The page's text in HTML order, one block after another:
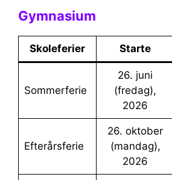
Gymnasium
Skoleferier Starte
Sommerferie
26. juni
(fredag),
2026
Efterårsferie
26. oktober
(mandag),
2026